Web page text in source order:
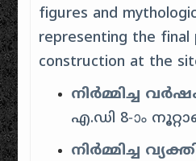
figures and
representing the final
construction at the
നിർമ്മിച്ച
എ.ഡി 8-ാം
നിർമ്മിച്ച